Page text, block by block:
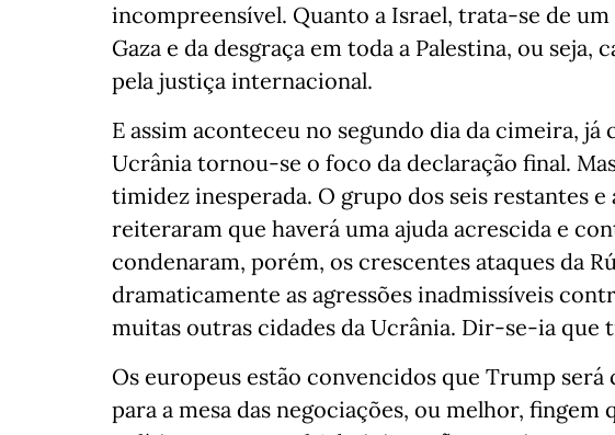
incompreensível. Quanto a Israel, trata-se de
Gaza e da desgraça em toda a Palestina, ou seja,
pela justiça internacional.
E assim aconteceu no segundo dia da cimeira, já
Ucrânia tornou-se o foco da declaração final.
timidez inesperada. O grupo dos seis restantes e
reiteraram que haverá uma ajuda acrescida e
condenaram, porém, os crescentes ataques da
dramaticamente as agressões inadmissíveis
muitas outras cidades da Ucrânia. Dir-se-ia
Os europeus estão convencidos que Trump
para a mesa das negociações, ou melhor, fingem